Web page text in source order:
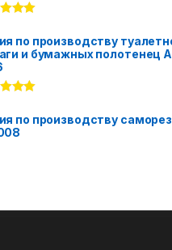
по производству
и бумажных полотенец
по производству